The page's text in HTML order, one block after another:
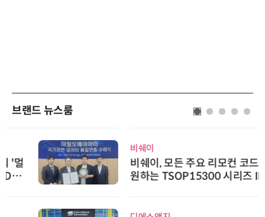
브랜드 뉴스룸
비쉐이, 모든 주요 리모컨 코드 지
원하는 TSOP15300 시리즈 IR 수